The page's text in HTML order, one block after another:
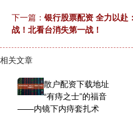
下一篇： 银行股票配资 全力以赴
战！北看台消失第一战！
相关文章
散户配资下载地址
“有痔之士”的福音
——内镜下内痔套扎术